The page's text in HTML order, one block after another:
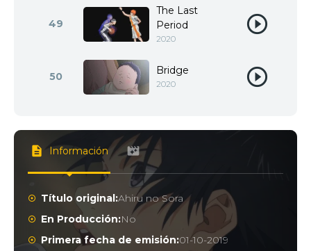
49
The Last
Period
2020
50 Bridge
2020
Información
Título original:Ahiru no Sora
En Producción:No
Primera fecha de emisión:01-10-2019